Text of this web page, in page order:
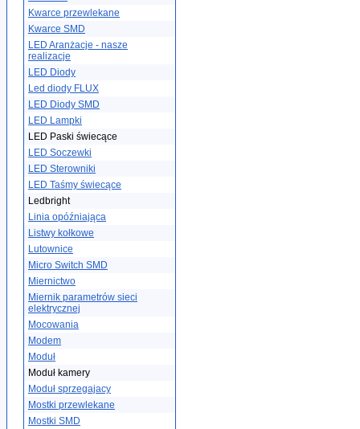
Kwarce przewlekane
Kwarce SMD
LED Aranżacje - nasze
realizacje
LED Diody
Led diody FLUX
LED Diody SMD
LED Lampki
LED Paski świecące
LED Soczewki
LED Sterowniki
LED Taśmy świecące
Ledbright
Linia opóźniająca
Listwy kołkowe
Lutownice
Micro Switch SMD
Miernictwo
Miernik parametrów sieci
elektrycznej
Mocowania
Modem
Moduł
Moduł kamery
Moduł sprzegajacy
Mostki przewlekane
Mostki SMD